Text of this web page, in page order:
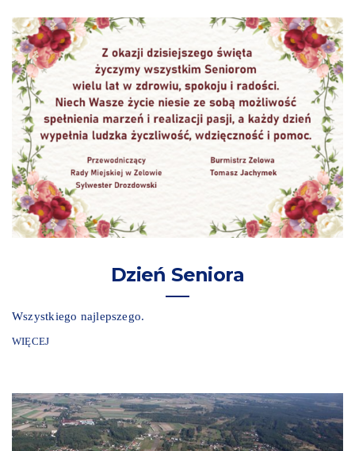
Dzień Seniora
Wszystkiego najlepszego.
WIĘCEJ